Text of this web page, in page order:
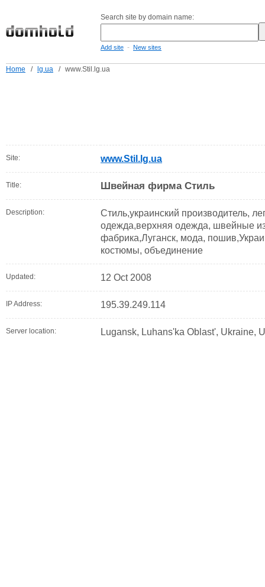
Search site by domain name:
Add site - New sites
Home / lg.ua / www.Stil.lg.ua
Site: www.Stil.lg.ua
Title: Швейная фирма Стиль
Description:
Стиль,украинский производитель,
одежда,верхняя одежда, швейные
фабрика,Луганск, мода,
костюмы, объединение
Updated: 12 Oct 2008
IP Address: 195.39.249.114
Server location: Lugansk, Luhans'ka Oblast', Ukraine,